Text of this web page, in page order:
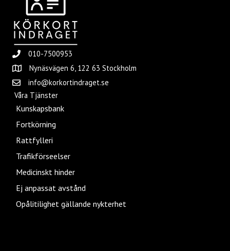
010-7500953
Nynäsvägen 6, 122 63 Stockholm
info@korkortindraget.se
Våra Tjänster
Kunskapsbank
Fortkörning
Rattfylleri
Trafikförseelser
Medicinskt hinder
Ej anpassat avstånd
Opålitilighet gällande nykterhet